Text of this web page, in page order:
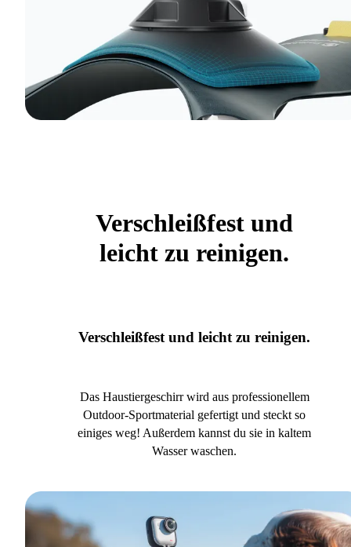
Verschleißfest und
leicht zu reinigen.
Verschleißfest und leicht zu reinigen.
Das Haustiergeschirr wird aus professionellem
Outdoor-Sportmaterial gefertigt und steckt so
einiges weg! Außerdem kannst du sie in kaltem
Wasser waschen.